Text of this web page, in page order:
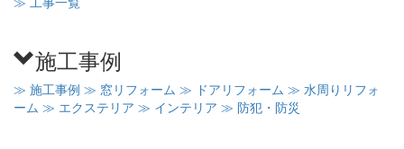
施工事例
≫ 施工事例 ≫ 窓リフォーム ≫ ドアリフォーム ≫ 水周りリフォ
ーム ≫ エクステリア ≫ インテリア ≫ 防犯・防災